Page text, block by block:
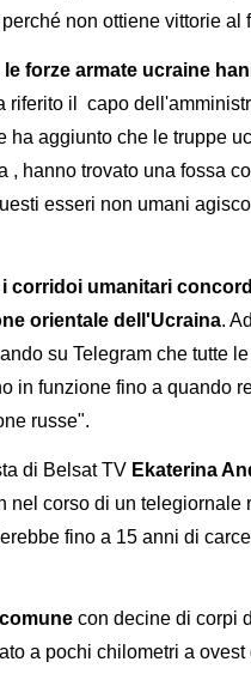
non ottiene vittorie al
le forze armate ucraine
riferito il capo
ha aggiunto che le truppe
, hanno trovato una fossa
esseri non umani
corridoi umanitari
orientale dell'Ucraina.
su Telegram che tutte
in funzione fino a quando
russe".
di Belsat TV Ekaterina
nel corso di un telegiornale
fino a 15 anni di
con decine di corpi
a pochi chilometri a